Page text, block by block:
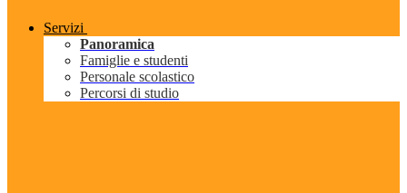
Servizi
Panoramica
Famiglie e studenti
Personale scolastico
Percorsi di studio